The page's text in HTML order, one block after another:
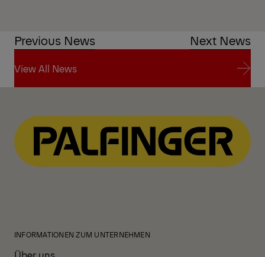
Previous News Next News
View All News
INFORMATIONEN ZUM UNTERNEHMEN